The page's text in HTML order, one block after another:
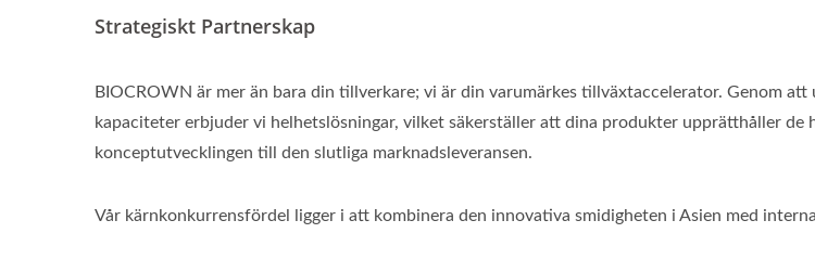
Strategiskt Partnerskap
BIOCROWN är mer än bara din tillverkare; vi är din varumärkes tillväxtaccelerator. Genom
kapaciteter erbjuder vi helhetslösningar, vilket säkerställer att dina produkter upprätthåller
konceptutvecklingen till den slutliga marknadsleveransen.
Vår kärnkonkurrensfördel ligger i att kombinera den innovativa smidigheten i Asien med